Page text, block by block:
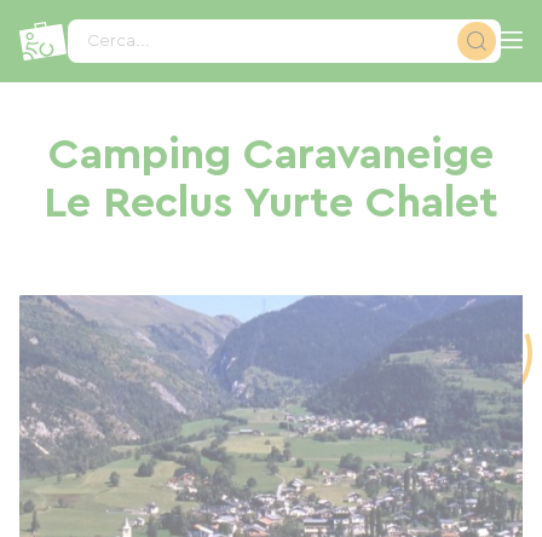
Cerca...
Camping Caravaneige
Le Reclus Yurte Chalet
Pannello di gestione dei cookies